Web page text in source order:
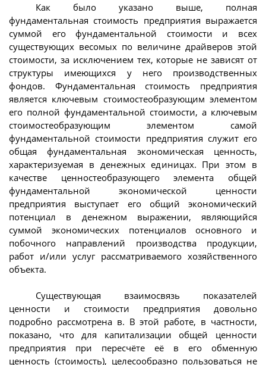
Как было указано выше, полная
фундаментальная стоимость предприятия выражается
суммой его фундаментальной стоимости и всех
существующих весомых по величине драйверов этой
стоимости, за исключением тех, которые не зависят от
структуры имеющихся у него производственных
фондов. Фундаментальная стоимость предприятия
является ключевым стоимостеобразующим элементом
его полной фундаментальной стоимости, а ключевым
стоимостеобразующим элементом самой
фундаментальной стоимости предприятия служит его
общая фундаментальная экономическая ценность,
характеризуемая в денежных единицах. При этом в
качестве ценностеобразующего элемента общей
фундаментальной экономической ценности
предприятия выступает его общий экономический
потенциал в денежном выражении, являющийся
суммой экономических потенциалов основного и
побочного направлений производства продукции,
работ и/или услуг рассматриваемого хозяйственного
объекта.
Существующая взаимосвязь показателей
ценности и стоимости предприятия довольно
подробно рассмотрена в. В этой работе, в частности,
показано, что для капитализации общей ценности
предприятия при пересчёте её в его обменную
ценность (стоимость), целесообразно пользоваться не